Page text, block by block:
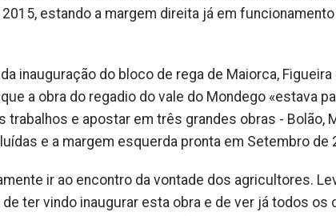
estando a margem direita já em
inauguração do bloco de rega de Maiorca,
a obra do regadio do vale do Mondego «estava
trabalhos e apostar em três grandes obras - Bolão,
e a margem esquerda pronta em Setembro de
ir ao encontro da vontade dos agricultores.
ter vindo inaugurar esta obra e de ver já todos